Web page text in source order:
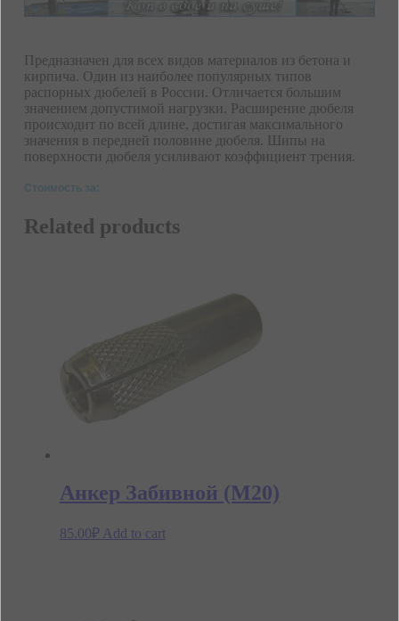
Предназначен для всех видов материалов из бетона и
кирпича. Один из наиболее популярных типов
распорных дюбелей в России. Отличается большим
значением допустимой нагрузки. Расширение дюбеля
происходит по всей длине, достигая максимального
значения в передней половине дюбеля. Шипы на
поверхности дюбеля усиливают коэффициент трения.
Стоимость за:
Related products
Анкер Забивной (М20)
85.00₽ Add to cart